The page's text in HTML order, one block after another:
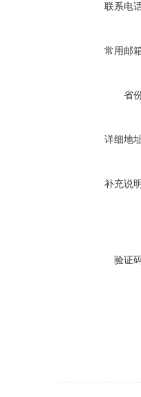
联系电
常用邮
省
详细地
补充说
验证